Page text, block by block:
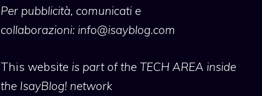
Per pubblicità, comunicati e
collaborazioni: info@isayblog.com
This website is part of the TECH AREA inside
the IsayBlog! network